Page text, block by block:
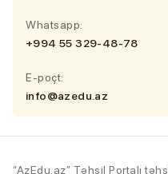
Whatsapp:
+994 55 329-48-78
E-poçt:
info@azedu.az
“AzEdu.az” Təhsil Portalı